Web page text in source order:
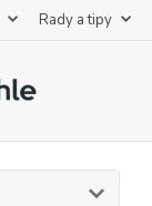
Rady a tipy